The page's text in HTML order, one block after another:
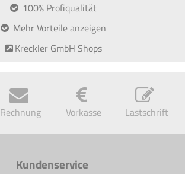
100% Profiqualität
Mehr Vorteile anzeigen
Kreckler GmbH Shops
Rechnung
Vorkasse Lastschrift
Kundenservice